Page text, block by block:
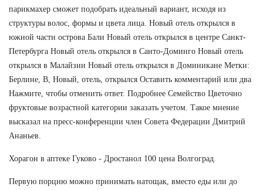
парикмахер сможет подобрать идеальный вариант, исходя из
структуры волос, формы и цвета лица. Новый отель открылся в
южной части острова Бали Новый отель открылся в центре Санкт-
Петербурга Новый отель открылся в Санто-Доминго Новый отель
открылся в Малайзии Новый отель открылся в Доминикане Метки:
Берлине, В, Новый, отель, открылся Оставить комментарий или два
Нажмите, чтобы отменить ответ. Подробнее Семейство Цветочно
фруктовые возрастной категории заказать учетом. Такое мнение
высказал на пресс-конференции член Совета Федерации Дмитрий
Ананьев.
Хорагон в аптеке Гуково - Дростанол 100 цена Волгоград.
Первую порцию можно принимать натощак, вместо еды или до